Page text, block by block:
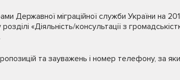
Державної міграційної служби України на
«Діяльність/консультації з
та зауважень і номер телефону, за